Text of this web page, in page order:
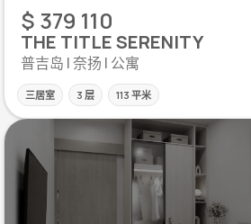
$ 379 110
THE TITLE SERENITY
普吉岛 | 奈扬 | 公寓
三居室 3 层 113 平米